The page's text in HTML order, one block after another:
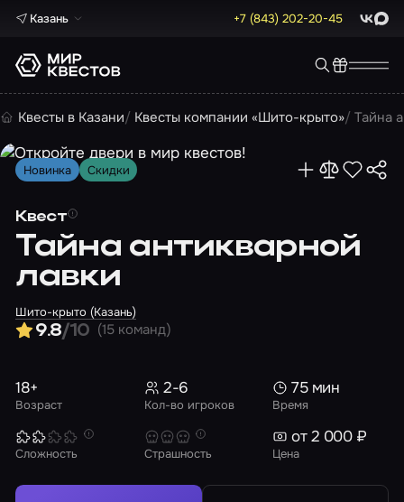
Казань +7 (843) 202-20-45 Max
Квесты в Казани Квесты компании «Шито-крыто» Тайна
Новинка Скидки
Квест
Тайна антикварной
лавки
Шито-крыто (Казань)
9.8/10 (15 команд)
Возраст
18+
Кол-во игроков
2-6
Время
75 мин
Сложность Страшность Цена
от 2 000 ₽